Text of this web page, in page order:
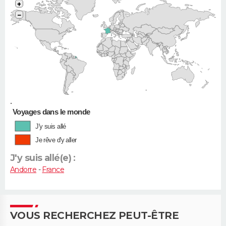
•
+
−
Voyages dans le monde
J'y suis allé
Je rêve d'y aller
J'y suis allé(e) :
Andorre -France
VOUS RECHERCHEZ PEUT-ÊTRE